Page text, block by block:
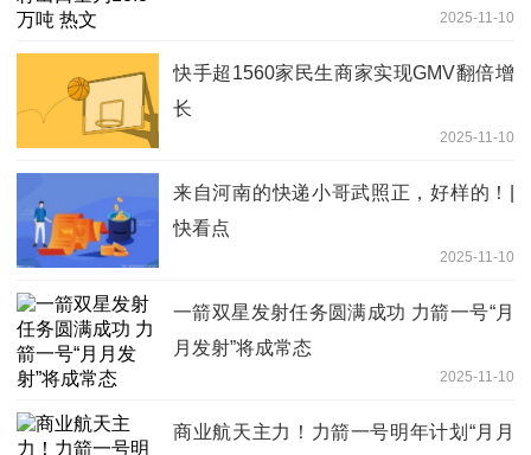
2025-11-10
快手超1560家民生商家实现GMV翻倍增
长
2025-11-10
来自河南的快递小哥武照正，好样的！|
快看点
2025-11-10
一箭双星发射任务圆满成功 力箭一号“月
月发射”将成常态
2025-11-10
商业航天主力！力箭一号明年计划“月月